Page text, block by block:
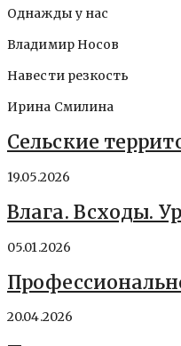
Однажды у нас
Владимир Носов
Навести резкость
Ирина Смилина
Сельские
19.05.2026
Влага. Всходы.
05.01.2026
20.04.2026